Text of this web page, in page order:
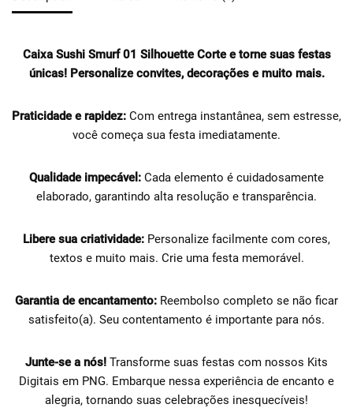
Caixa Sushi Smurf 01 Silhouette Corte e torne suas festas
únicas! Personalize convites, decorações e muito mais.
Praticidade e rapidez: Com entrega instantânea, sem estresse,
você começa sua festa imediatamente.
Qualidade impecável: Cada elemento é cuidadosamente
elaborado, garantindo alta resolução e transparência.
Libere sua criatividade: Personalize facilmente com cores,
textos e muito mais. Crie uma festa memorável.
Garantia de encantamento: Reembolso completo se não ficar
satisfeito(a). Seu contentamento é importante para nós.
Junte-se a nós! Transforme suas festas com nossos Kits
Digitais em PNG. Embarque nessa experiência de encanto e
alegria, tornando suas celebrações inesquecíveis!